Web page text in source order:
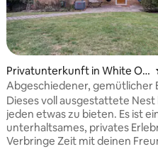
Bewertung: 4,99 von 5,
Privatunterkunft in White Oa
k
Abgeschiedener, gemütlicher
mit 3 Schlafzimmern
Dieses voll ausgestattete
jeden etwas zu bieten. Es ist
unterhaltsames, privates
Verbringe Zeit mit deinen